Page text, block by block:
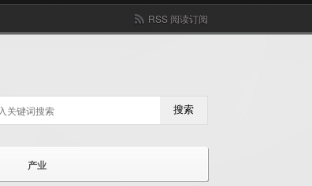
RSS 阅读订阅
搜索
产业